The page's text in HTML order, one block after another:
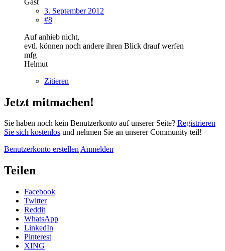
3. September 2012
#8
Auf anhieb nicht,
evtl. können noch andere ihren Blick drauf werfen
mfg
Helmut
Zitieren
Jetzt mitmachen!
Sie haben noch kein Benutzerkonto auf unserer Seite? Registrieren
Sie sich kostenlos und nehmen Sie an unserer Community teil!
Benutzerkonto erstellenAnmelden
Teilen
Facebook
Twitter
Reddit
WhatsApp
LinkedIn
Pinterest
XING